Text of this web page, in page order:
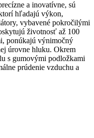
a inovatívne, sú
hľadajú výkon,
vybavené pokročilými
životnosť až 100
ponúkajú výnimočný
úrovne hluku. Okrem
s gumovými podložkami
prúdenie vzduchu a